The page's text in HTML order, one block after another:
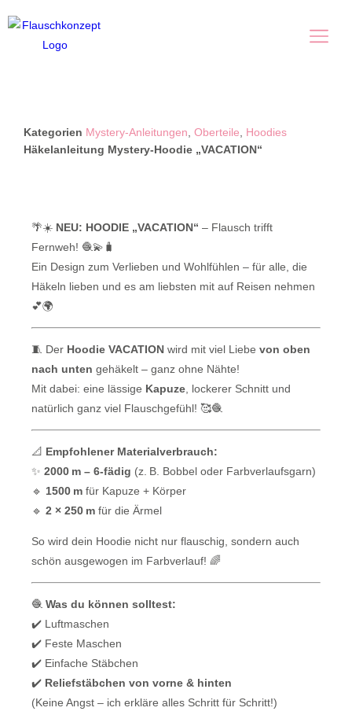
Kategorien Mystery-Anleitungen Oberteile
Hoodies
Häkelanleitung Mystery-Hoodie „VACATION“
🌴☀️ NEU: HOODIE „VACATION“ – Flausch trifft
Fernweh! 🧶💫🧳
Ein Design zum Verlieben und Wohlfühlen – für alle, die
Häkeln lieben und es am liebsten mit auf Reisen nehmen
💕🌍
🧵 Der Hoodie VACATION wird mit viel Liebe von oben
nach unten gehäkelt – ganz ohne Nähte!
Mit dabei: eine lässige Kapuze , lockerer Schnitt und
natürlich ganz viel Flauschgefühl! 🥰🧶
📐 Empfohlener Materialverbrauch:
✨ 2000 m – 6-fädig (z. B. Bobbel oder Farbverlaufsgarn)
🔹 1500 m für Kapuze + Körper
🔹 2 × 250 m für die Ärmel
So wird dein Hoodie nicht nur flauschig, sondern auch
schön ausgewogen im Farbverlauf! 🌈
🧶 Was du können solltest:
✔️ Luftmaschen
✔️ Feste Maschen
✔️ Einfache Stäbchen
✔️ Reliefstäbchen von vorne & hinten
(Keine Angst – ich erkläre alles Schritt für Schritt!)